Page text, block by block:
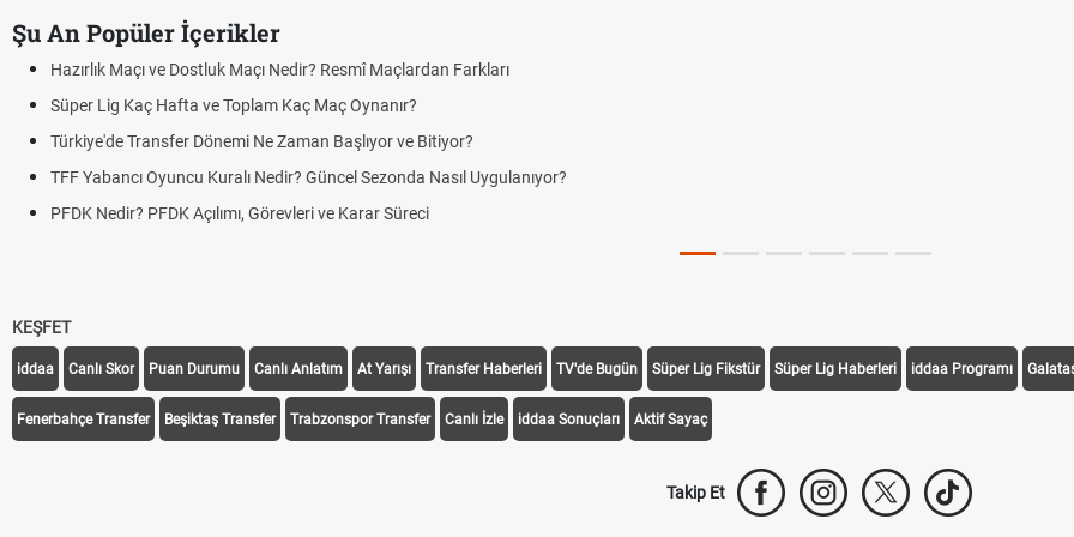
Şu An Popüler İçerikler
Hazırlık Maçı ve Dostluk Maçı Nedir? Resmî Maçlardan Farkları
Süper Lig Kaç Hafta ve Toplam Kaç Maç Oynanır?
Türkiye'de Transfer Dönemi Ne Zaman Başlıyor ve Bitiyor?
TFF Yabancı Oyuncu Kuralı Nedir? Güncel Sezonda Nasıl Uygulanıyor?
PFDK Nedir? PFDK Açılımı, Görevleri ve Karar Süreci
KEŞFET
iddaa Canlı Skor Puan Durumu Canlı Anlatım At Yarışı Transfer Haberleri TV'de Bugün Süper Lig Fikstür Süper Lig Haberleri iddaa Programı
Fenerbahçe Transfer Beşiktaş Transfer Trabzonspor Transfer Canlı İzle iddaa Sonuçları Aktif Sayaç
Takip Et